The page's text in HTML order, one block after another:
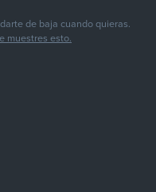
de baja cuando quieras.
muestres esto.